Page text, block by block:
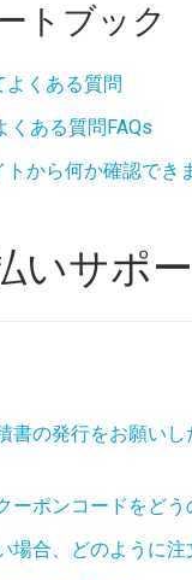
トブック
よくある質問
くある質問FAQs
から何か確認でき
いサポ
書の発行をお願い
ーポンコードをどう
場合、どのように注